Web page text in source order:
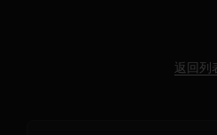
返回列